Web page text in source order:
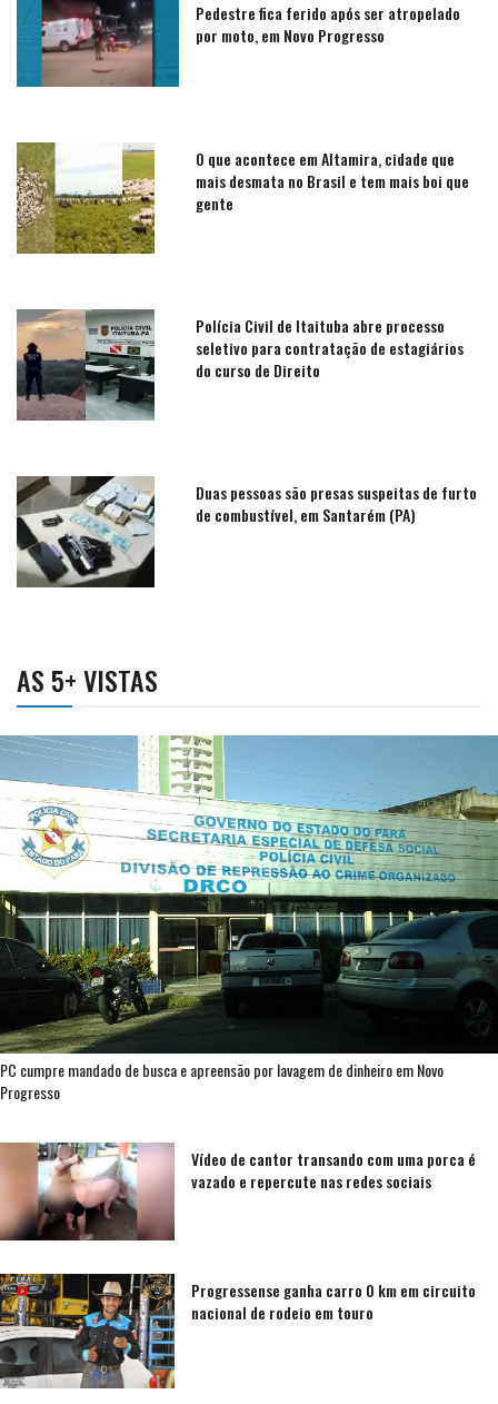
Pedestre fica ferido após ser atropelado
por moto, em Novo Progresso
O que acontece em Altamira, cidade que
mais desmata no Brasil e tem mais boi que
gente
Polícia Civil de Itaituba abre processo
seletivo para contratação de estagiários
do curso de Direito
Duas pessoas são presas suspeitas de furto
de combustível, em Santarém (PA)
AS 5+ VISTAS
PC cumpre mandado de busca e apreensão por lavagem de dinheiro em Novo
Progresso
Vídeo de cantor transando com uma porca é
vazado e repercute nas redes sociais
Progressense ganha carro 0 km em circuito
nacional de rodeio em touro